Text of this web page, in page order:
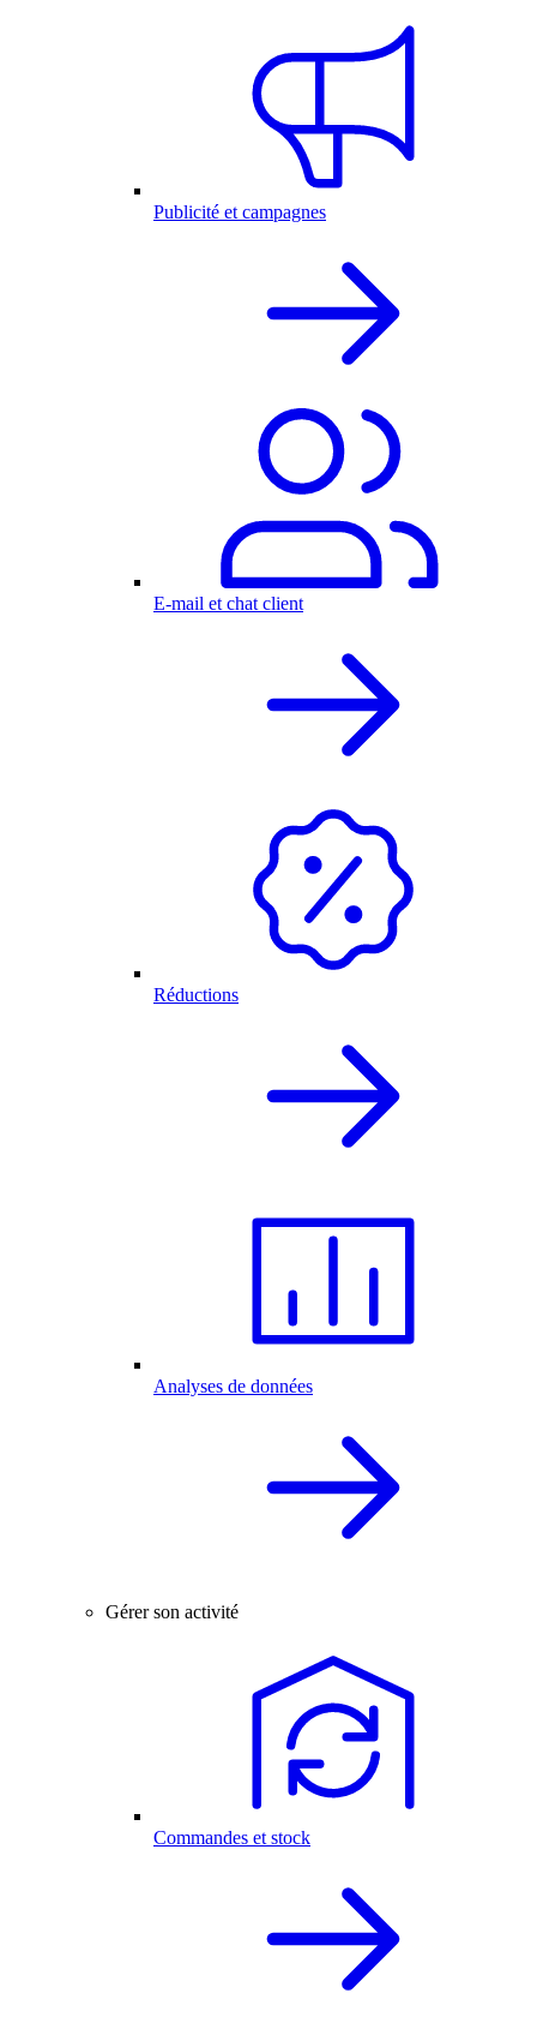
Publicité et campagnes
E-mail et chat client
Réductions
Analyses de données
Gérer son activité
Commandes et stock